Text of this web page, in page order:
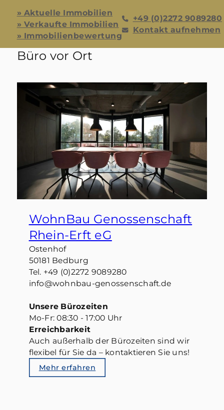
» Aktuelle Immobilien
» Verkaufte Immobilien
» Immobilienbewertung
+49 (0)2272 9089280
Kontakt aufnehmen
Büro vor Ort
WohnBau Genossenschaft
Rhein-Erft eG
Ostenhof
50181 Bedburg
Tel. +49 (0)2272 9089280
info@wohnbau-genossenschaft.de
Unsere Bürozeiten
Mo-Fr: 08:30 - 17:00 Uhr
Erreichbarkeit
Auch außerhalb der Bürozeiten sind wir
flexibel für Sie da – kontaktieren Sie uns!
Mehr erfahren